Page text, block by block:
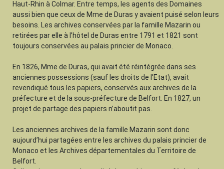
Haut-Rhin à Colmar. Entre temps, les agents des Domaines
aussi bien que ceux de Mme de Duras y avaient puisé selon leurs
besoins. Les archives conservées par la famille Mazarin ou
retirées par elle à l’hôtel de Duras entre 1791 et 1821 sont
toujours conservées au palais princier de Monaco.
En 1826, Mme de Duras, qui avait été réintégrée dans ses
anciennes possessions (sauf les droits de l’Etat), avait
revendiqué tous les papiers, conservés aux archives de la
préfecture et de la sous-préfecture de Belfort. En 1827, un
projet de partage des papiers n’aboutit pas.
Les anciennes archives de la famille Mazarin sont donc
aujourd’hui partagées entre les archives du palais princier de
Monaco et les Archives départementales du Territoire de
Belfort.